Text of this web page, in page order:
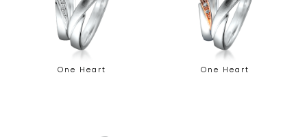
One Heart One Heart